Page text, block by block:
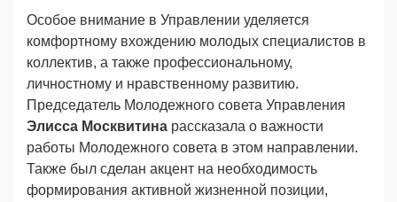
Особое внимание в Управлении уделяется
комфортному вхождению молодых специалистов в
коллектив, а также профессиональному,
личностному и нравственному развитию.
Председатель Молодежного совета Управления
Элисса Москвитина рассказала о важности
работы Молодежного совета в этом направлении.
Также был сделан акцент на необходимость
формирования активной жизненной позиции,